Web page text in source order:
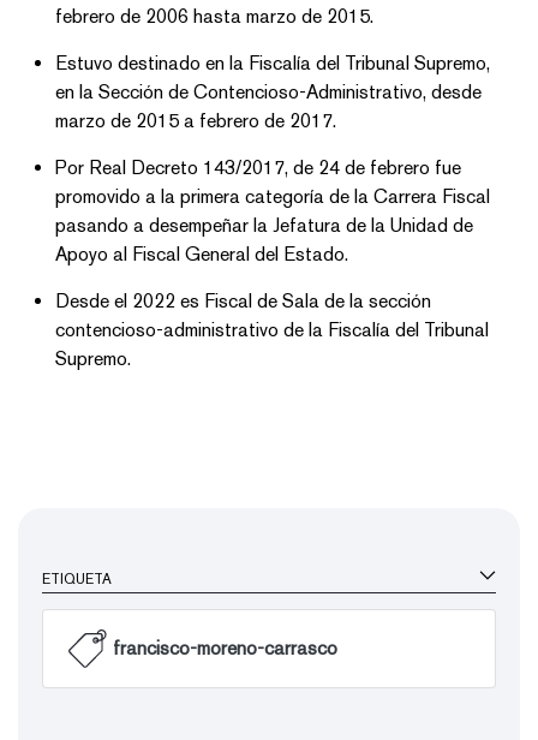
febrero de 2006 hasta marzo de 2015.
Estuvo destinado en la Fiscalía del Tribunal Supremo,
en la Sección de Contencioso-Administrativo, desde
marzo de 2015 a febrero de 2017.
Por Real Decreto 143/2017, de 24 de febrero fue
promovido a la primera categoría de la Carrera Fiscal
pasando a desempeñar la Jefatura de la Unidad de
Apoyo al Fiscal General del Estado.
Desde el 2022 es Fiscal de Sala de la sección
contencioso-administrativo de la Fiscalía del Tribunal
Supremo.
ETIQUETA
francisco-moreno-carrasco